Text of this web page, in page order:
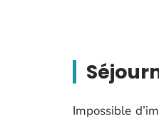
Impossible